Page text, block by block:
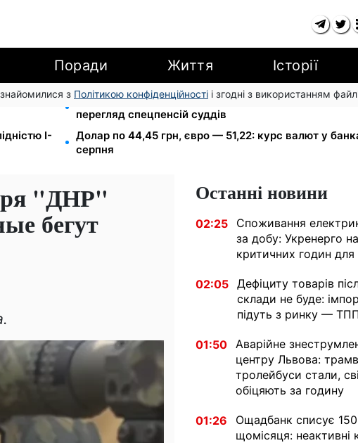
Поради Життя Історії
з Політикою конфіденційності і згодні з використанням
Пенсійна реформа у вересні: добровільні
перегляд спецпенсій суддів
I-
Долар по 44,45 грн, євро — 51,22: курс валют у
серпня
"ДНР"
бегут
Останні новини
02:25
Споживання
за добу: Укренерго
критичних годин для
02:05 Дефіциту товарів
склади не буде:
підуть з ринку — ТПП
01:50 Аварійне
центру Львова:
тролейбуси стали,
обіцяють за годину
01:26
Ощадбанк списує 150
щомісяця: неактивні